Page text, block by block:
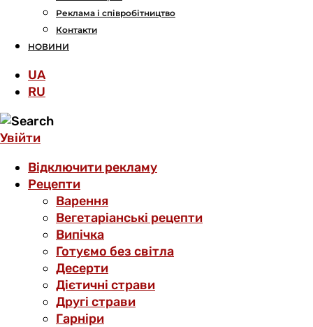
Реклама і співробітництво
Контакти
НОВИНИ
UA
RU
Увійти
Відключити рекламу
Рецепти
Варення
Вегетаріанські рецепти
Випічка
Готуємо без світла
Десерти
Дієтичні страви
Другі страви
Гарніри